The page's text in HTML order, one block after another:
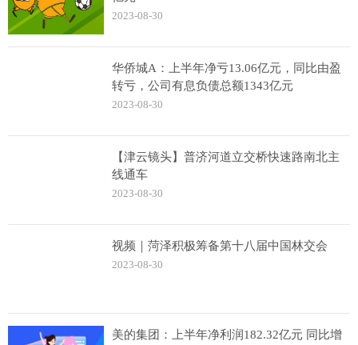
2023-08-30
华侨城A：上半年净亏13.06亿元，同比由盈
转亏，公司有息负债总额1343亿元
2023-08-30
【津云镜头】普济河道立交桥快速路南北主
线通车
2023-08-30
视频｜菏泽积极筹备第十八届中国林交会
2023-08-30
美的集团：上半年净利润182.32亿元 同比增